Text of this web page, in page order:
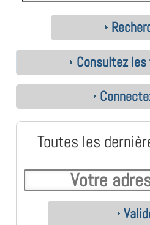
Consultez
Toutes les